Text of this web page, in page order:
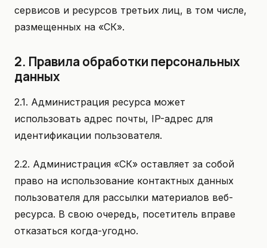
сервисов и ресурсов третьих лиц, в том числе,
размещенных на «СК».
2. Правила обработки персональных
данных
2.1. Администрация ресурса может
использовать адрес почты, IP-адрес для
идентификации пользователя.
2.2. Администрация «СК» оставляет за собой
право на использование контактных данных
пользователя для рассылки материалов веб-
ресурса. В свою очередь, посетитель вправе
отказаться когда-угодно.